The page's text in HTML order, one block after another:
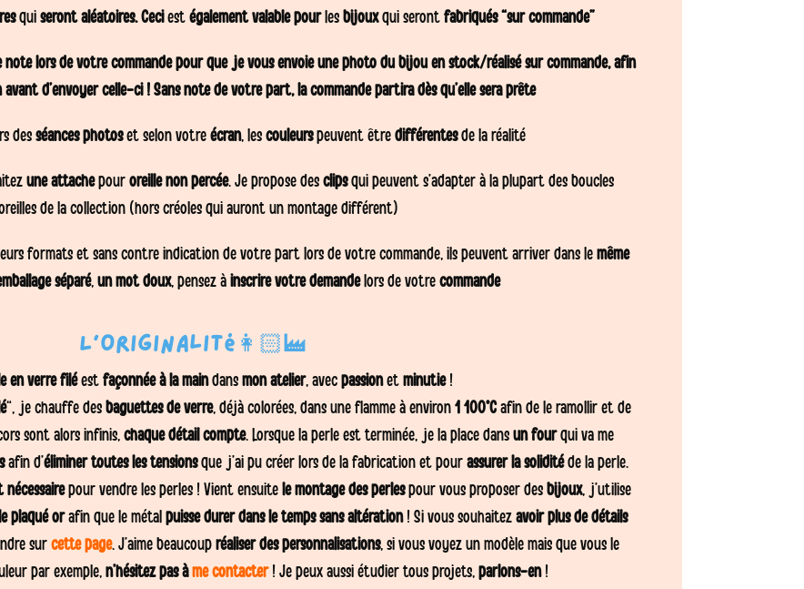
qui seront aléatoires. Ceciest également valable pourles bijouxqui seront fabriqués “sur commande”
note lors de votre commande pour que je vous envoie une photo du bijou en stock/réalisé sur commande, afin
d’envoyer celle-ci ! Sans note de votre part, la commande partira dès qu’elle sera prête
desséances photoset selon votre écran, les couleurspeuvent être différentesde la réalité
une attachepour oreille non percée. Je propose des clipsqui peuvent s’adapter à la plupart des boucles
de la collection (hors créoles qui auront un montage différent)
formats et sans contre indication de votre part lors de votre commande, ils peuvent arriver dans le même
séparé, un mot doux, pensez à inscrire votre demandelors de votre commande
L’originalité👩🏻‍🏭
en verre filéest façonnée à la maindans mon atelier, avec passionet minutie!
“, je chauffe des baguettes de verre, déjà colorées, dans une flamme à environ 1 100°Cafin de le ramollir et de
sont alors infinis, chaque détail compte. Lorsque la perle est terminée, je la place dans un fourqui va me
afin d’éliminer toutes les tensionsque j’ai pu créer lors de la fabrication et pour assurer la soliditéde la perle.
nécessairepour vendre les perles ! Vient ensuite le montage des perlespour vous proposer des bijoux, j’utilise
plaqué orafin que le métal puisse durer dans le temps sans altération! Si vous souhaitez avoir plus de détails
sur cette page. J’aime beaucoup réaliser des personnalisations, si vous voyez un modèle mais que vous le
par exemple,n’hésitez pas àme contacter! Je peux aussi étudier tous projets, parlons-en!